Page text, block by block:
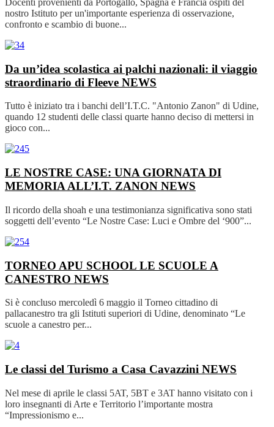
Docenti provenienti da Portogallo, Spagna e Francia ospiti del
nostro Istituto per un'importante esperienza di osservazione,
confronto e scambio di buone...
Da un’idea scolastica ai palchi nazionali: il viaggio
straordinario di Fleeve NEWS
Tutto è iniziato tra i banchi dell’I.T.C. "Antonio Zanon" di Udine,
quando 12 studenti delle classi quarte hanno deciso di mettersi in
gioco con...
LE NOSTRE CASE: UNA GIORNATA DI
MEMORIA ALL’I.T. ZANON NEWS
Il ricordo della shoah e una testimonianza significativa sono stati
soggetti dell’evento “Le Nostre Case: Luci e Ombre del ‘900”...
TORNEO APU SCHOOL LE SCUOLE A
CANESTRO NEWS
Si è concluso mercoledì 6 maggio il Torneo cittadino di
pallacanestro tra gli Istituti superiori di Udine, denominato “Le
scuole a canestro per...
Le classi del Turismo a Casa Cavazzini NEWS
Nel mese di aprile le classi 5AT, 5BT e 3AT hanno visitato con i
loro insegnanti di Arte e Territorio l’importante mostra
“Impressionismo e...